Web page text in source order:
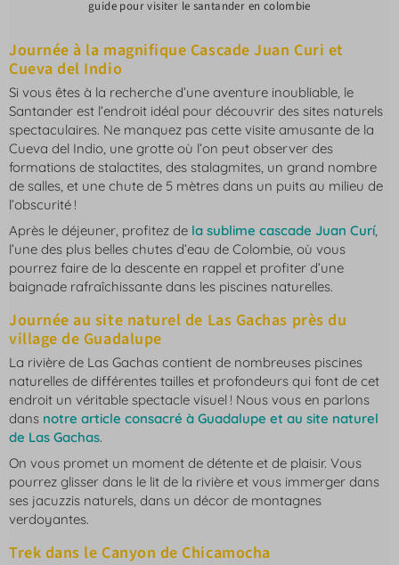
guide pour visiter le santander en colombie
Journée à la magnifique Cascade Juan Curi et
Cueva del Indio
Si vous êtes à la recherche d’une aventure inoubliable, le
Santander est l’endroit idéal pour découvrir des sites naturels
spectaculaires. Ne manquez pas cette visite amusante de la
Cueva del Indio, une grotte où l’on peut observer des
formations de stalactites, des stalagmites, un grand nombre
de salles, et une chute de 5 mètres dans un puits au milieu de
l’obscurité !
Après le déjeuner, profitez de la sublime cascade Juan Curí,
l’une des plus belles chutes d’eau de Colombie, où vous
pourrez faire de la descente en rappel et profiter d’une
baignade rafraîchissante dans les piscines naturelles.
Journée au site naturel de Las Gachas près du
village de Guadalupe
La rivière de Las Gachas contient de nombreuses piscines
naturelles de différentes tailles et profondeurs qui font de cet
endroit un véritable spectacle visuel ! Nous vous en parlons
dans notre article consacré à Guadalupe et au site naturel
de Las Gachas.
On vous promet un moment de détente et de plaisir. Vous
pourrez glisser dans le lit de la rivière et vous immerger dans
ses jacuzzis naturels, dans un décor de montagnes
verdoyantes.
Trek dans le Canyon de Chicamocha